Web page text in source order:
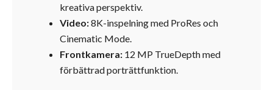
kreativa perspektiv.
Video:8K-inspelning med ProRes och
Cinematic Mode.
Frontkamera: 12 MP TrueDepth med
förbättrad porträttfunktion.